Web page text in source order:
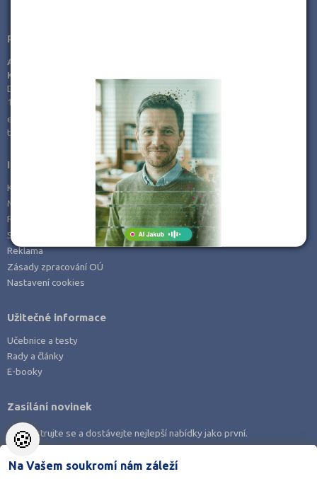
Poradenství v přípravě ke studiu
AMOS -
KamPoMaturite.cz, s.r.o.
Dukelských hrdinů 21
170 00 Praha 7
e-mail:
info@kampomaturite.cz
tel:
Informace
Kontakty
Mapa serveru
RSS
Spolupráce
Reklama
Zásady zpracování OÚ
Nastavení cookies
Užitečné informace
Učebnice a testy
Rady a články
E-booky
Zasílání novinek
Zaregistrujte se a dostávejte nejlepší nabídky jako první.
🍪
Na Vašem soukromí nám záleží